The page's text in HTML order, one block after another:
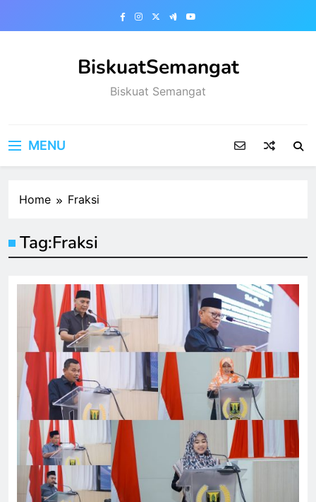
BiskuatSemangat
Biskuat Semangat
MENU
Home Fraksi
Tag:Fraksi